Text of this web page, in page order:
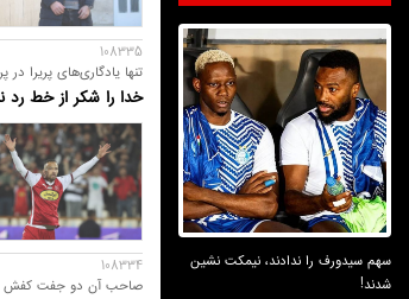
108335
تنها یادگاری‌های پریرا در
خدا را شکر از خط رد
108334
صاحب آن دو جفت کفش
سهم سیدورف را ندادند، نیمکت نشین
شدند!